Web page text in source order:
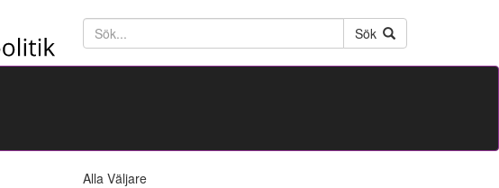
Söktext
Sök
Alla Väljare